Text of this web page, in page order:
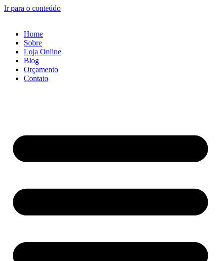
Ir para o conteúdo
Home
Sobre
Loja Online
Blog
Orçamento
Contato